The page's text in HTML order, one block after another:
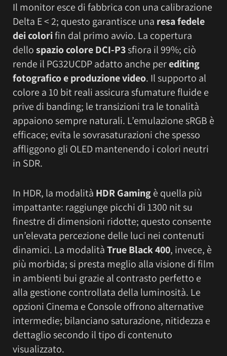
Il monitor esce di fabbrica con una calibrazione
Delta E < 2; questo garantisce una resa fedele
dei colorifin dal primo avvio. La copertura
dellospazio colore DCI-P3sfiora il 99%; ciò
rende il PG32UCDP adatto anche perediting
fotografico e produzione video. Il supporto al
colore a 10 bit reali assicura sfumature fluide e
prive di banding; le transizioni tra le tonalità
appaiono sempre naturali. L’emulazione sRGB è
efficace; evita le sovrasaturazioni che spesso
affliggono gli OLED mantenendo i colori neutri
in SDR.
In HDR, la modalità HDR Gamingè quella più
impattante: raggiunge picchi di 1300 nit su
finestre di dimensioni ridotte; questo consente
un’elevata percezione delle luci nei contenuti
dinamici. La modalitàTrue Black 400, invece, è
più morbida; si presta meglio alla visione di film
in ambienti bui grazie al contrasto perfetto e
alla gestione controllata della luminosità. Le
opzioni Cinema e Console offrono alternative
intermedie; bilanciano saturazione, nitidezza e
dettaglio secondo il tipo di contenuto
visualizzato.